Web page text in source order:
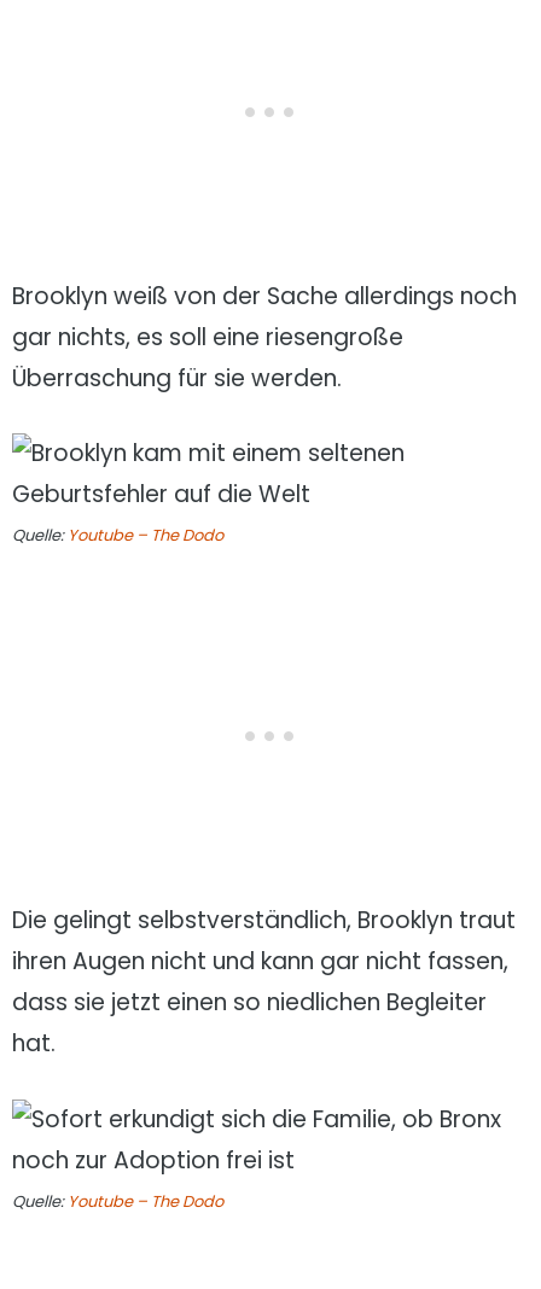
Brooklyn weiß von der Sache allerdings noch
gar nichts, es soll eine riesengroße
Überraschung für sie werden.
Quelle: Youtube – The Dodo
Die gelingt selbstverständlich, Brooklyn traut
ihren Augen nicht und kann gar nicht fassen,
dass sie jetzt einen so niedlichen Begleiter
hat.
Quelle: Youtube – The Dodo